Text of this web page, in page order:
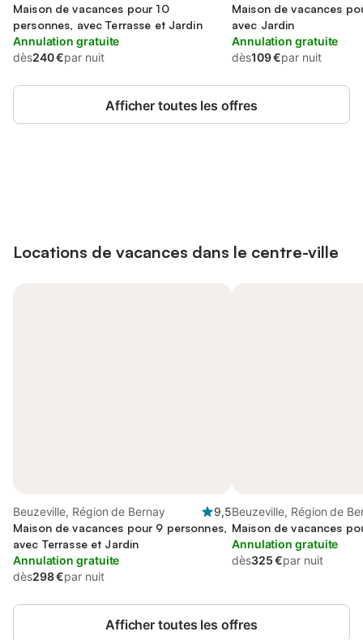
Maison de vacances pour 10
personnes, avec Terrasse et Jardin
Annulation gratuite
dès240 €par nuit
Maison de vacances
avec Jardin
Annulation gratuite
dès109 €par nuit
Afficher toutes les offres
Locations de vacances dans le centre-ville
Beuzeville, Région de Bernay
9,5
Maison de vacances pour 9 personnes,
avec Terrasse et Jardin
Annulation gratuite
dès298 €par nuit
Beuzeville, Région de
Maison de vacances
Annulation gratuite
dès325 €par nuit
Afficher toutes les offres